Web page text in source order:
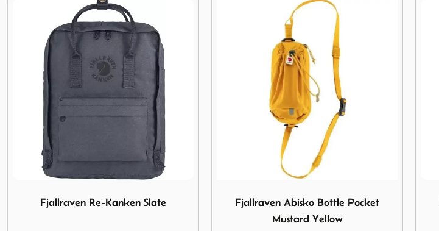
Fjallraven Abisko Bottle Pocket
Fjallraven Kajka 65 W UN Blue